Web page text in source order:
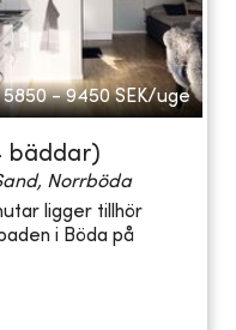
5850 - 9450 SEK/uge
bäddar)
Norrböda
ligger tillhör
i Böda på